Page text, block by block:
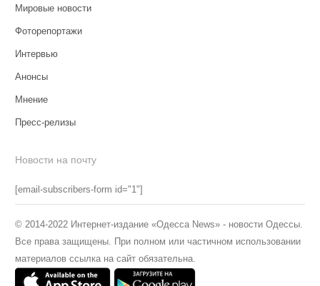
Мировые новости
Фоторепортажи
Интервью
Анонсы
Мнение
Пресс-релизы
Новости на почту
[email-subscribers-form id="1"]
© 2014-2022 Интернет-издание «Одесса News» - новости Одессы.
Все права защищены. При полном или частичном использовании
материалов ссылка на сайт обязательна.